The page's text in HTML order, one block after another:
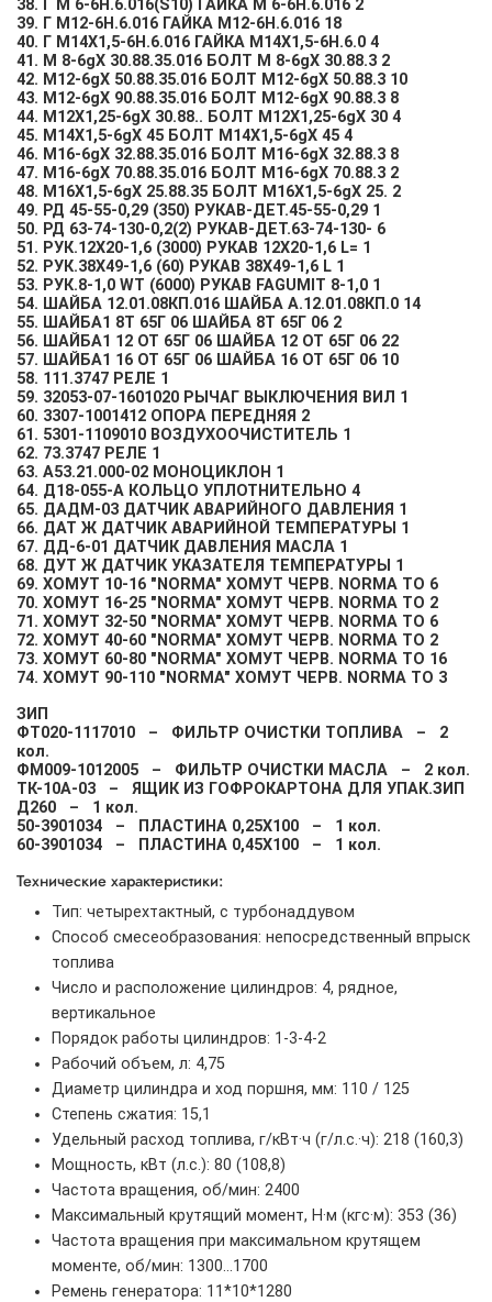
38. Г М 6-6Н.6.016(S10) ГАЙКА М 6-6Н.6.016 2
39. Г М12-6Н.6.016 ГАЙКА М12-6Н.6.016 18
40. Г М14Х1,5-6Н.6.016 ГАЙКА М14Х1,5-6Н.6.0 4
41. М 8-6gХ 30.88.35.016 БОЛТ М 8-6gХ 30.88.3 2
42. М12-6gХ 50.88.35.016 БОЛТ М12-6gХ 50.88.3 10
43. М12-6gХ 90.88.35.016 БОЛТ М12-6gХ 90.88.3 8
44. М12Х1,25-6gХ 30.88.. БОЛТ М12Х1,25-6gХ 30 4
45. М14Х1,5-6gХ 45 БОЛТ М14Х1,5-6gХ 45 4
46. М16-6gХ 32.88.35.016 БОЛТ М16-6gХ 32.88.3 8
47. М16-6gХ 70.88.35.016 БОЛТ М16-6gХ 70.88.3 2
48. М16Х1,5-6gХ 25.88.35 БОЛТ М16Х1,5-6gХ 25. 2
49. РД 45-55-0,29 (350) РУКАВ-ДЕТ.45-55-0,29 1
50. РД 63-74-130-0,2(2) РУКАВ-ДЕТ.63-74-130- 6
51. РУК.12Х20-1,6 (3000) РУКАВ 12Х20-1,6 L= 1
52. РУК.38Х49-1,6 (60) РУКАВ 38Х49-1,6 L 1
53. РУК.8-1,0 WT (6000) РУКАВ FAGUMIT 8-1,0 1
54. ШАЙБА 12.01.08КП.016 ШАЙБА А.12.01.08КП.0 14
55. ШАЙБА1 8Т 65Г 06 ШАЙБА 8Т 65Г 06 2
56. ШАЙБА1 12 ОТ 65Г 06 ШАЙБА 12 ОТ 65Г 06 22
57. ШАЙБА1 16 ОТ 65Г 06 ШАЙБА 16 ОТ 65Г 06 10
58. 111.3747 РЕЛЕ 1
59. 32053-07-1601020 РЫЧАГ ВЫКЛЮЧЕНИЯ ВИЛ 1
60. 3307-1001412 ОПОРА ПЕРЕДНЯЯ 2
61. 5301-1109010 ВОЗДУХООЧИСТИТЕЛЬ 1
62. 73.3747 РЕЛЕ 1
63. А53.21.000-02 МОНОЦИКЛОН 1
64. Д18-055-А КОЛЬЦО УПЛОТНИТЕЛЬНО 4
65. ДАДМ-03 ДАТЧИК АВАРИЙНОГО ДАВЛЕНИЯ 1
66. ДАТ Ж ДАТЧИК АВАРИЙНОЙ ТЕМПЕРАТУРЫ 1
67. ДД-6-01 ДАТЧИК ДАВЛЕНИЯ МАСЛА 1
68. ДУТ Ж ДАТЧИК УКАЗАТЕЛЯ ТЕМПЕРАТУРЫ 1
69. ХОМУТ 10-16 "NORMA" ХОМУТ ЧЕРВ. NORMA TO 6
70. ХОМУТ 16-25 "NORMA" ХОМУТ ЧЕРВ. NORMA TO 2
71. ХОМУТ 32-50 "NORMA" ХОМУТ ЧЕРВ. NORMA TO 6
72. ХОМУТ 40-60 "NORMA" ХОМУТ ЧЕРВ. NORMA TO 2
73. ХОМУТ 60-80 "NORMA" ХОМУТ ЧЕРВ. NORMA TO 16
74. ХОМУТ 90-110 "NORMA" ХОМУТ ЧЕРВ. NORMA TO 3
ЗИП
ФТ020-1117010 – ФИЛЬТР ОЧИСТКИ ТОПЛИВА – 2
кол.
ФМ009-1012005 – ФИЛЬТР ОЧИСТКИ МАСЛА – 2 кол.
ТК-10А-03 – ЯЩИК ИЗ ГОФРОКАРТОНА ДЛЯ УПАК.ЗИП
Д260 – 1 кол.
50-3901034 – ПЛАСТИНА 0,25Х100 – 1 кол.
60-3901034 – ПЛАСТИНА 0,45Х100 – 1 кол.
Технические характеристики:
Тип: четырехтактный, с турбонаддувом
Способ смесеобразования: непосредственный впрыск
топлива
Число и расположение цилиндров: 4, рядное,
вертикальное
Порядок работы цилиндров: 1-3-4-2
Рабочий объем, л: 4,75
Диаметр цилиндра и ход поршня, мм: 110 / 125
Степень сжатия: 15,1
Удельный расход топлива, г/кВт·ч (г/л.с.·ч): 218 (160,3)
Мощность, кВт (л.с.): 80 (108,8)
Частота вращения, об/мин: 2400
Максимальный крутящий момент, Н·м (кгс·м): 353 (36)
Частота вращения при максимальном крутящем
моменте, об/мин: 1300...1700
Ремень генератора: 11*10*1280